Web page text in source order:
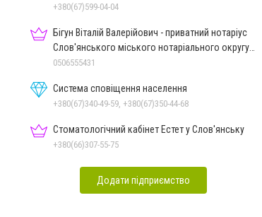
+380(67)599-04-04
Бігун Віталій Валерійович - приватний нотаріус
Слов'янського міського нотаріального округу
Дон.обл.
0506555431
Система сповіщення населення
+380(67)340-49-59, +380(67)350-44-68
Стоматологічний кабінет Естет у Слов'янську
+380(66)307-55-75
Додати підприємство